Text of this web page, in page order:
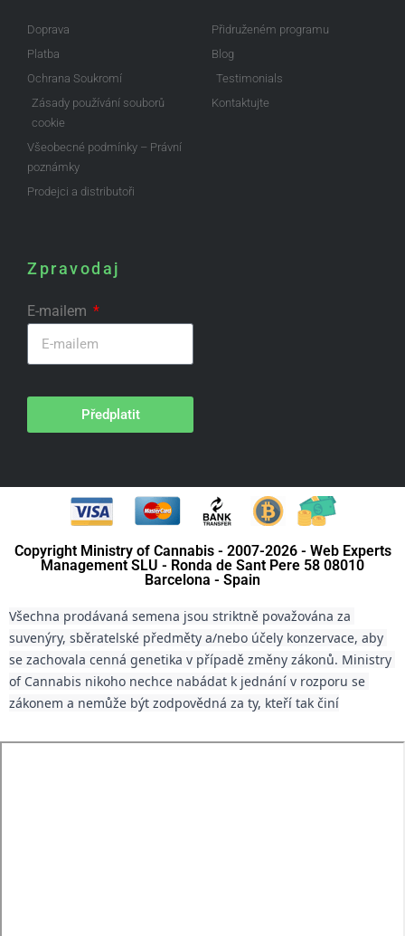
Doprava
Platba
Ochrana Soukromí
Zásady používání souborů
cookie
Všeobecné podmínky – Právní
poznámky
Prodejci a distributoři
Přidruženém programu
Blog
Testimonials
Kontaktujte
Zpravodaj
E-mailem
Předplatit
Copyright Ministry of Cannabis - 2007-2026 - Web Experts
Management SLU - Ronda de Sant Pere 58 08010
Barcelona - Spain
Všechna prodávaná semena jsou striktně považována za
suvenýry, sběratelské předměty a/nebo účely konzervace, aby
se zachovala cenná genetika v případě změny zákonů. Ministry
of Cannabis nikoho nechce nabádat k jednání v rozporu se
zákonem a nemůže být zodpovědná za ty, kteří tak činí